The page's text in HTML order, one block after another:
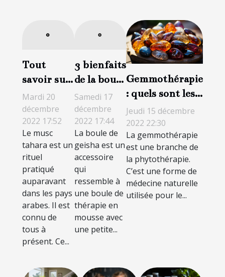
Tout
savoir sur
le musc
intime
tahara
Mardi 20
décembre
2022 17:52
Le musc
tahara est un
rituel
pratiqué
auparavant
dans les pays
arabes. Il est
connu de
tous à
présent. Ce...
3 bienfaits
de la boule
de geisha
Samedi 17
décembre
2022 17:44
La boule de
geisha est un
accessoire
qui
ressemble à
une boule de
thérapie en
mousse avec
une petite...
Gemmothérapie
: quels sont les
avantages et les
inconvénients ?
Jeudi 15 décembre
2022 22:30
La gemmothérapie
est une branche de
la phytothérapie.
C’est une forme de
médecine naturelle
utilisée pour le...